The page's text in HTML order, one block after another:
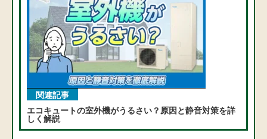
関連記事
エコキュートの室外機がうるさい？原因と静音対策を詳
しく解説